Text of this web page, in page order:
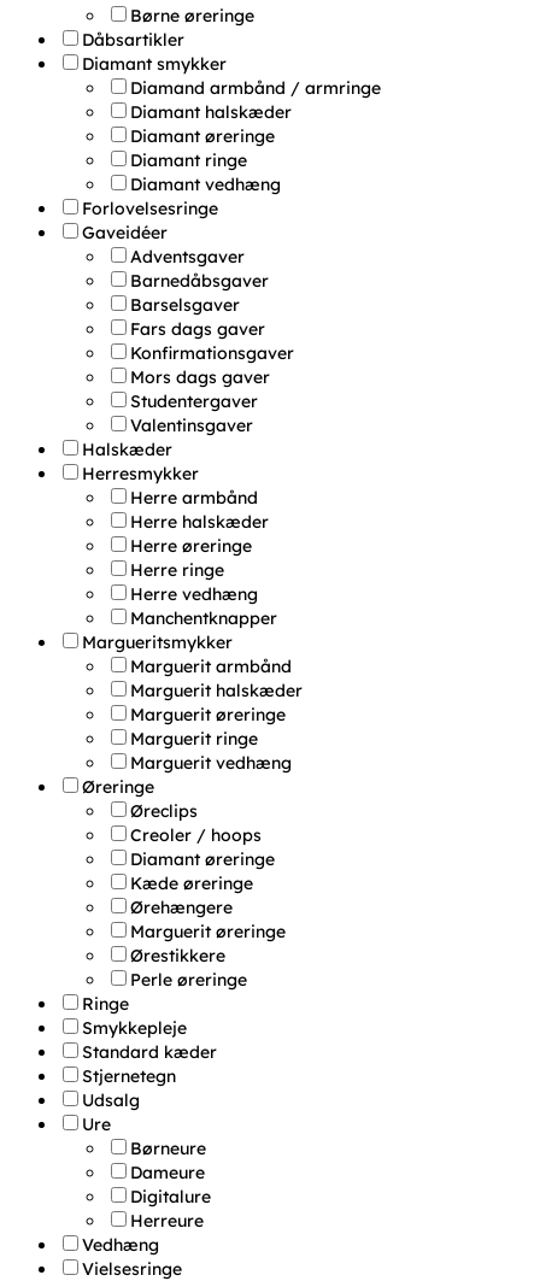
Børne øreringe
Dåbsartikler
Diamant smykker
Diamand armbånd / armringe
Diamant halskæder
Diamant øreringe
Diamant ringe
Diamant vedhæng
Forlovelsesringe
Gaveidéer
Adventsgaver
Barnedåbsgaver
Barselsgaver
Fars dags gaver
Konfirmationsgaver
Mors dags gaver
Studentergaver
Valentinsgaver
Halskæder
Herresmykker
Herre armbånd
Herre halskæder
Herre øreringe
Herre ringe
Herre vedhæng
Manchentknapper
Margueritsmykker
Marguerit armbånd
Marguerit halskæder
Marguerit øreringe
Marguerit ringe
Marguerit vedhæng
Øreringe
Øreclips
Creoler / hoops
Diamant øreringe
Kæde øreringe
Ørehængere
Marguerit øreringe
Ørestikkere
Perle øreringe
Ringe
Smykkepleje
Standard kæder
Stjernetegn
Udsalg
Ure
Børneure
Dameure
Digitalure
Herreure
Vedhæng
Vielsesringe